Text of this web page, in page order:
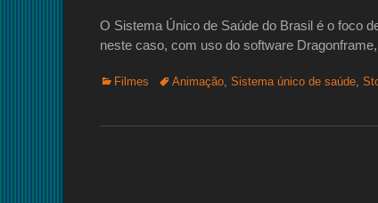
O Sistema Único de Saúde do Brasil é o foco
neste caso, com uso do software
Categorias:
Filmes Tags:Animação, Sistema único de saúde,